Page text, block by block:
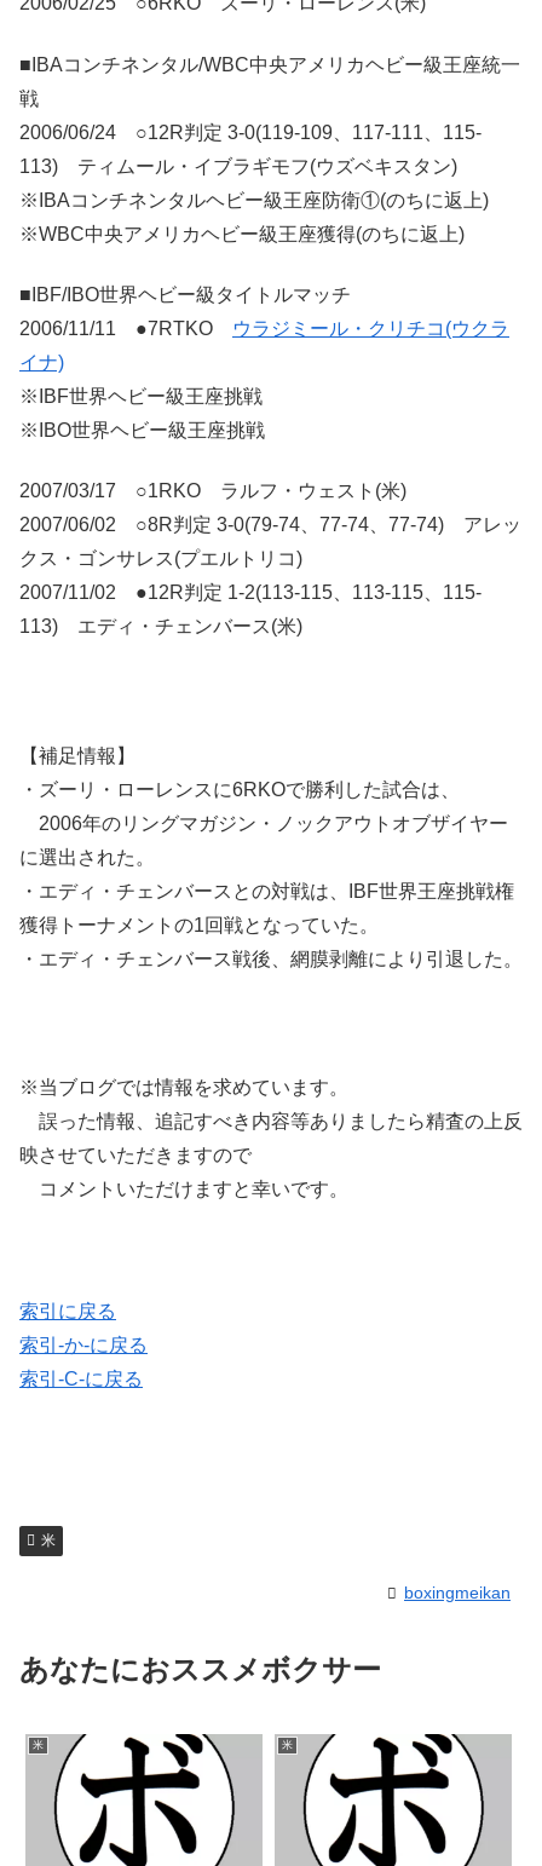
■IBAコンチネンタル/WBC中央アメリカヘビー級王座統一
戦
2006/06/24 ○12R判定 3-0(119-109、117-111、115-
113) ティムール・イブラギモフ(ウズベキスタン)
※IBAコンチネンタルヘビー級王座防衛①(のちに返上)
※WBC中央アメリカヘビー級王座獲得(のちに返上)
■IBF/IBO世界ヘビー級タイトルマッチ
2006/11/11 ●7RTKO
ウラジミール・クリチコ(ウクラ
イナ)
※IBF世界ヘビー級王座挑戦
※IBO世界ヘビー級王座挑戦
2007/03/17 ○1RKO ラルフ・ウェスト(米)
2007/06/02 ○8R判定 3-0(79-74、77-74、77-74) アレッ
クス・ゴンサレス(プエルトリコ)
2007/11/02 ●12R判定 1-2(113-115、113-115、115-
113) エディ・チェンバース(米)
【補足情報】
・ズーリ・ローレンスに6RKOで勝利した試合は、
2006年のリングマガジン・ノックアウトオブザイヤー
に選出された。
・エディ・チェンバースとの対戦は、IBF世界王座挑戦権
獲得トーナメントの1回戦となっていた。
・エディ・チェンバース戦後、網膜剥離により引退した。
※当ブログでは情報を求めています。
誤った情報、追記すべき内容等ありましたら精査の上反
映させていただきますので
コメントいただけますと幸いです。
索引に戻る
索引-か-に戻る
索引-C-に戻る
米
boxingmeikan
あなたにおススメボクサー
米 米